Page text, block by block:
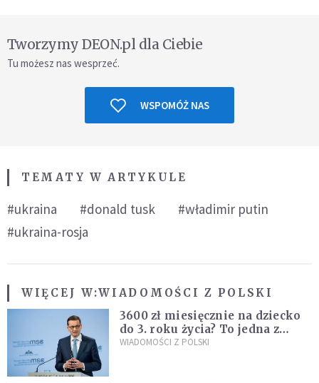
Tworzymy DEON.pl dla Ciebie
Tu możesz nas wesprzeć.
WSPOMÓŻ NAS
TEMATY W ARTYKULE
#ukraina #donald tusk
#władimir putin
#ukraina-rosja
WIĘCEJ W:WIADOMOŚCI Z POLSKI
3600 zł miesięcznie na dziecko
do 3. roku życia? To jedna z
propozycji programu "Rozwój
WIADOMOŚCI Z POLSKI